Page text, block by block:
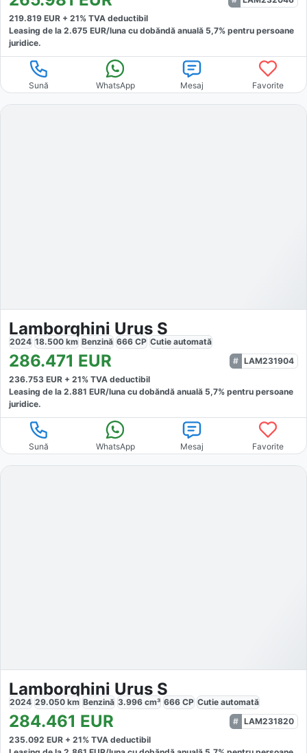
219.819 EUR + 21% TVA deductibil
Leasing de la 2.675 EUR/luna cu dobăndă anuală 5,7% pentru persoane
juridice.
Sună WhatsApp Mesaj Favorite
Lamborghini Urus S
2024 18.500 km Benzină 666 CP Cutie automată
286.471 EUR
LAM231904
236.753 EUR + 21% TVA deductibil
Leasing de la 2.881 EUR/luna cu dobăndă anuală 5,7% pentru persoane
juridice.
Sună WhatsApp Mesaj Favorite
Lamborghini Urus S
2024 29.050 km Benzină 3.996 cm³ 666 CP Cutie automată
284.461 EUR
LAM231820
235.092 EUR + 21% TVA deductibil